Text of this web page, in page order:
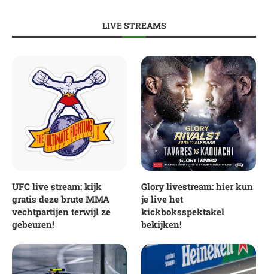
LIVE STREAMS
UFC live stream: kijk
gratis deze brute MMA
vechtpartijen terwijl ze
gebeuren!
Glory livestream: hier kun
je live het
kickboksspektakel
bekijken!